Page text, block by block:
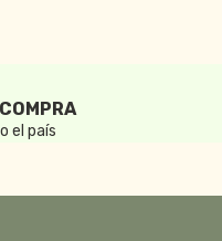
el país